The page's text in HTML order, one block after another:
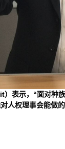
表示，“面对种
人权理事会能做